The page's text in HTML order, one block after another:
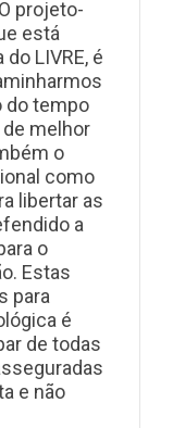
projeto-
está
LIVRE, é
do tempo
de melhor
o
como
libertar as
a
o
Estas
para
é
de todas
e não